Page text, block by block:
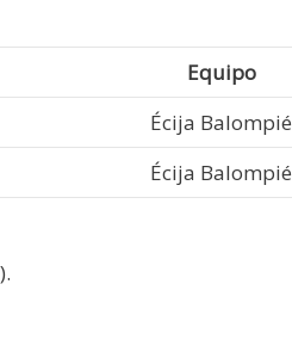
Equipo
Écija Balompié
Écija Balompié